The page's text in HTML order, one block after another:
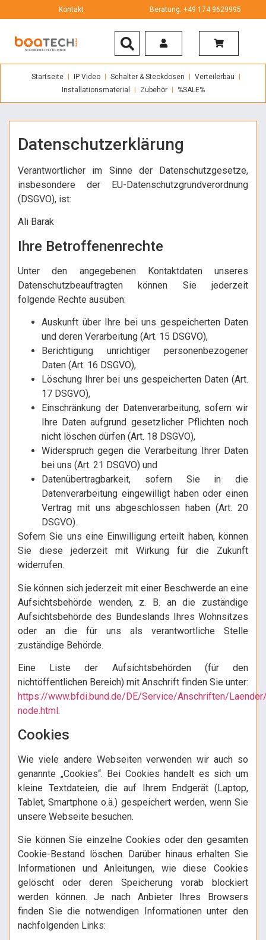
Kontakt Beratung: +49 174 9629995
Startseite IP Video Schalter & Steckdosen
Verteilerbau
Installationsmaterial
Zubehör %SALE%
Datenschutzerklärung
Verantwortlicher im Sinne der Datenschutzgesetze,
insbesondere der EU-Datenschutzgrundverordnung
(DSGVO), ist:
Ali Barak
Ihre Betroffenenrechte
Unter den angegebenen Kontaktdaten unseres
Datenschutzbeauftragten können Sie jederzeit
folgende Rechte ausüben:
Auskunft über Ihre bei uns gespeicherten Daten
und deren Verarbeitung (Art. 15 DSGVO),
Berichtigung unrichtiger personenbezogener
Daten (Art. 16 DSGVO),
Löschung Ihrer bei uns gespeicherten Daten (Art.
17 DSGVO),
Einschränkung der Datenverarbeitung, sofern wir
Ihre Daten aufgrund gesetzlicher Pflichten noch
nicht löschen dürfen (Art. 18 DSGVO),
Widerspruch gegen die Verarbeitung Ihrer Daten
bei uns (Art. 21 DSGVO) und
Datenübertragbarkeit, sofern Sie in die
Datenverarbeitung eingewilligt haben oder einen
Vertrag mit uns abgeschlossen haben (Art. 20
DSGVO).
Sofern Sie uns eine Einwilligung erteilt haben, können
Sie diese jederzeit mit Wirkung für die Zukunft
widerrufen.
Sie können sich jederzeit mit einer Beschwerde an eine
Aufsichtsbehörde wenden, z. B. an die zuständige
Aufsichtsbehörde des Bundeslands Ihres Wohnsitzes
oder an die für uns als verantwortliche Stelle
zuständige Behörde.
Eine Liste der Aufsichtsbehörden (für den
nichtöffentlichen Bereich) mit Anschrift finden Sie unter:
https://www.bfdi.bund.de/DE/Service/Anschriften/
node.html.
Cookies
Wie viele andere Webseiten verwenden wir auch so
genannte „Cookies“. Bei Cookies handelt es sich um
kleine Textdateien, die auf Ihrem Endgerät (Laptop,
Tablet, Smartphone o.ä.) gespeichert werden, wenn Sie
unsere Webseite besuchen.
Sie können Sie einzelne Cookies oder den gesamten
Cookie-Bestand löschen. Darüber hinaus erhalten Sie
Informationen und Anleitungen, wie diese Cookies
gelöscht oder deren Speicherung vorab blockiert
werden können. Je nach Anbieter Ihres Browsers
finden Sie die notwendigen Informationen unter den
nachfolgenden Links: